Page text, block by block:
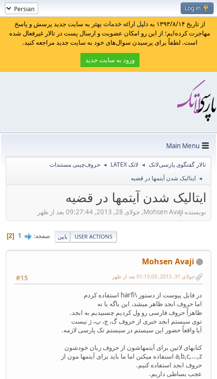
Log in
از تاریخ ۱۳۹۳/۸/۱۴ به دلیل ارائه خدمات بهتر به سایت جدید پرسش و پاسخ
مهاجرت کرده‌ایم؛ از این رو امکان عضویت و ارسال پست در تالار غیرفعال شده
است. لطفاً برای پرسیدن سوال‌های خود به سایت جدید مراجعه کنید.
ورود به سایت جدید
Main Menu
تالار گفتگوی پارسی‌لاتک ◄ لاتک LATEX ◄ حروف‌چینی مستندات
◄ ایتالیک شدن آیتمها در قضیه
ایتالیک شدن آیتمها در قضیه
نویسنده Mohsen Avaji, جولای 28, 2013, 09:27:44 بعد از ظهر
پایین صفحه 1
2 USER ACTIONS
Mohsen Avaji
#15 جولای 31, 2013, 01:15:03 بعد از ظهر
در فایل پیوست از دستور \harfi استفاده کردم
اما حروف ابجد ظاهر میشد، این باگه یا نه
ظاهراً حروف فارسی رو ول کردیم چسبیدیم به ابجد.
توی سیستم ابجد خبری از حروف گ، چ، پ، ژ نیست
آیا واقعاً حضور این سیستم در سیستم تک پارسی لازمه.
کتابهای لاتین برای آیتمهاشون از حروف زبان خودشون
a,b,c,...,z استفاده میکنن اما ما باید برای آیتمها مون از
حروف ابجد استفاده کنیم.
عجب بساطی داریم.